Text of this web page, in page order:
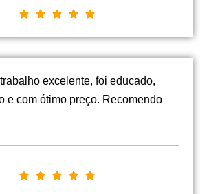
    C
s
i
i
excelente, foi educado,
e com ótimo preço. Recomendo
    C